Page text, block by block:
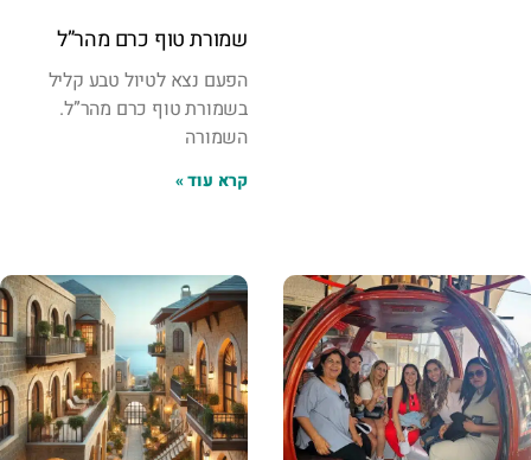
שמורת טוף כרם מהר”ל
הפעם נצא לטיול טבע קליל
בשמורת טוף כרם מהר”ל.
השמורה
קרא עוד »